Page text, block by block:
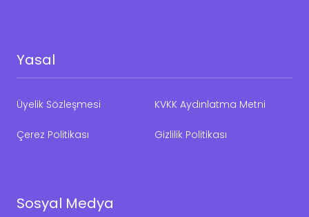
Yasal
Üyelik Sözleşmesi KVKK Aydınlatma Metni
Çerez Politikası Gizlilik Politikası
Sosyal Medya